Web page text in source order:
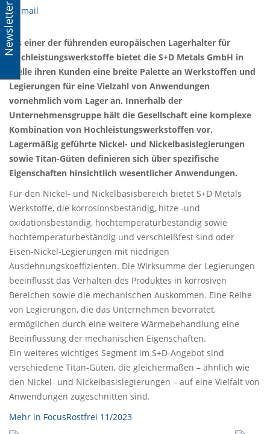
Email
Als einer der führenden europäischen Lagerhalter für
Hochleistungswerkstoffe bietet die S+D Metals GmbH in
Stelle ihren Kunden eine breite Palette an Werkstoffen und
Legierungen für eine Vielzahl von Anwendungen
vornehmlich vom Lager an. Innerhalb der
Unternehmensgruppe hält die Gesellschaft eine komplexe
Kombination von Hochleistungswerkstoffen vor.
Lagermäßig geführte Nickel- und Nickelbasislegierungen
sowie Titan-Güten definieren sich über spezifische
Eigenschaften hinsichtlich wesentlicher Anwendungen.
Für den Nickel- und Nickelbasisbereich bietet S+D Metals
Werkstoffe, die korrosionsbeständig, hitze -und
oxidationsbeständig, hochtemperaturbeständig sowie
hochtemperaturbeständig und verschleißfest sind oder
Eisen-Nickel-Legierungen mit niedrigen
Ausdehnungskoeffizienten. Die Wirksumme der Legierungen
beeinflusst das Verhalten des Produktes in korrosiven
Bereichen sowie die mechanischen Auskommen. Eine Reihe
von Legierungen, die das Unternehmen bevorratet,
ermöglichen durch eine weitere Wärmebehandlung eine
Beeinflussung der mechanischen Eigenschaften.
Ein weiteres wichtiges Segment im S+D-Angebot sind
verschiedene Titan-Güten, die gleichermaßen – ähnlich wie
den Nickel- und Nickelbasislegierungen – auf eine Vielfalt von
Anwendungen zugeschnitten sind.
Mehr in FocusRostfrei 11/2023
Newsletter